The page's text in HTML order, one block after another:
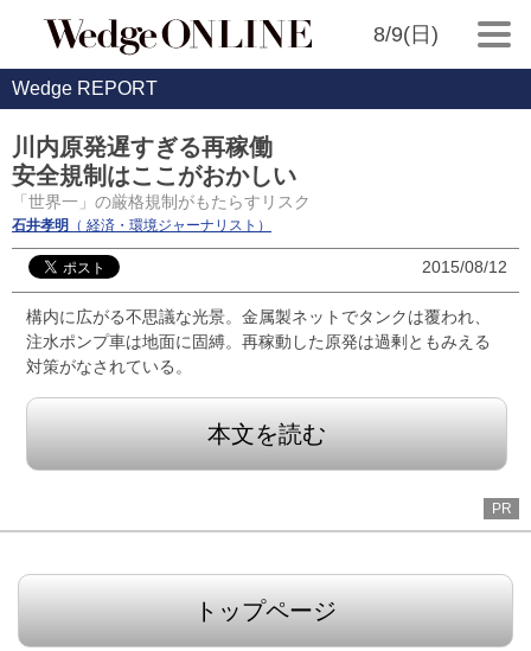
8/9(日)
Wedge REPORT
川内原発遅すぎる再稼働
安全規制はここがおかしい
「世界一」の厳格規制がもたらすリスク
石井孝明 （ 経済・環境ジャーナリスト）
2015/08/12
構内に広がる不思議な光景。金属製ネットでタンクは覆われ、
注水ポンプ車は地面に固縛。再稼動した原発は過剰ともみえる
対策がなされている。
本文を読む
PR
トップページ